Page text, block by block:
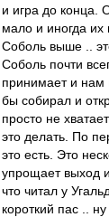
и игра до конца.
мало и иногда их
Соболь выше ..
Соболь почти
принимает и нам
бы собирал и
просто не
это делать. По
это есть. Это
упрощает выход
что читал у
короткий пас ..